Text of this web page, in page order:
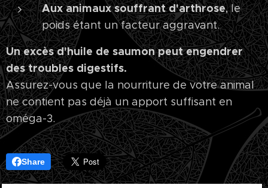
Aux animaux souffrant d'arthrose, le
poids étant un facteur aggravant.
Un excès d'huile de saumon peut engendrer
des troubles digestifs.
Assurez-vous que la nourriture de votre animal
ne contient pas déjà un apport suffisant en
oméga-3.
Share